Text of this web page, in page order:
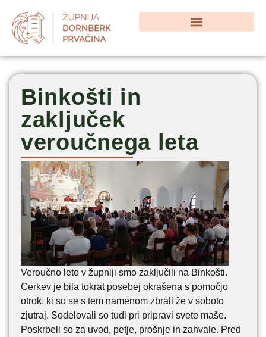
Binkošti in
zaključek
veroučnega leta
Veroučno leto v župniji smo zaključili na Binkošti.
Cerkev je bila tokrat posebej okrašena s pomočjo
otrok, ki so se s tem namenom zbrali že v soboto
zjutraj. Sodelovali so tudi pri pripravi svete maše.
Poskrbeli so za uvod, petje, prošnje in zahvale. Pred